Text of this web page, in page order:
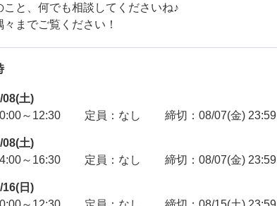
と、何でも相談してくださいね♪
々までご覧ください！
08(土)
～12:30
定員：なし 締切：08/07(金) 23:59
08(土)
～16:30
定員：なし 締切：08/07(金) 23:59
16(日)